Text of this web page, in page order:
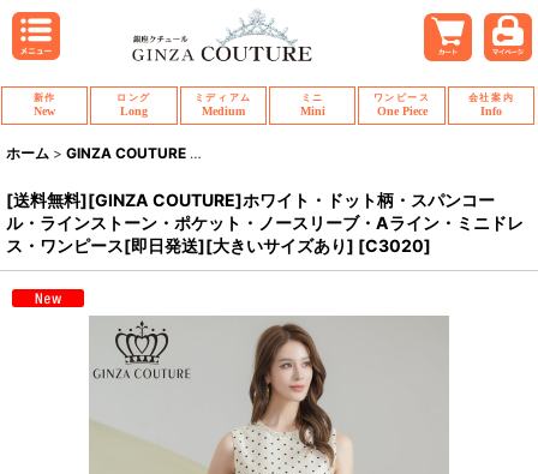
新作
New
ロング
Long
ミディアム
Medium
ミニ
Mini
ワンピース
One Piece
会社案内
Info
ホーム > GINZA COUTURE >
[送料無料][GINZA COUTURE]ホワイト・ドット柄・スパンコー
ル・ラインストーン・ポケット・ノースリーブ・Aライン・ミニドレ
ス・ワンピース[即日発送][大きいサイズあり] [C3020]